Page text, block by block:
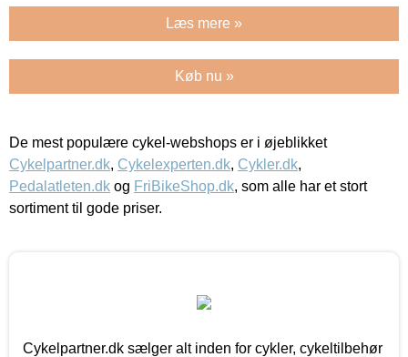
Læs mere »
Køb nu »
De mest populære cykel-webshops er i øjeblikket
Cykelpartner.dk, Cykelexperten.dk, Cykler.dk,
Pedalatleten.dk og FriBikeShop.dk, som alle har et stort
sortiment til gode priser.
Cykelpartner.dk sælger alt inden for cykler, cykeltilbehør